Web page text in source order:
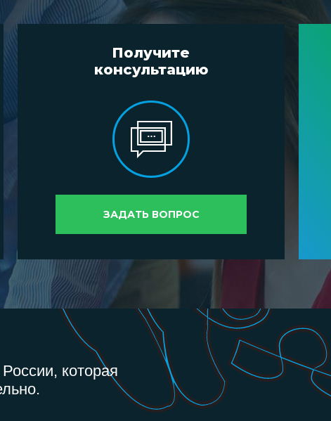
Получите
консультацию
ЗАДАТЬ ВОПРОС
которая